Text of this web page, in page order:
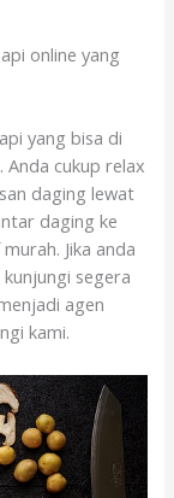
online yang
yang bisa di
Anda cukup relax
daging lewat
daging ke
Jika anda
segera
agen
kami.